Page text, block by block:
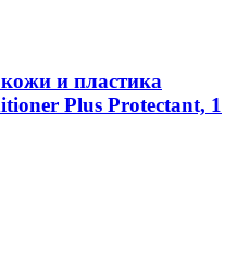
и пластика
Plus Protectant, 1